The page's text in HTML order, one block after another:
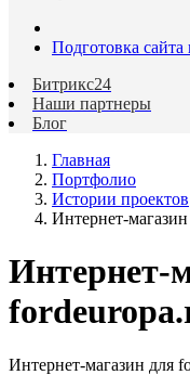
Подготовка
Битрикс24
Наши партнеры
Блог
Главная
Портфолио
Истории проектов
Интернет-
Интернет-
Интернет-магазин для